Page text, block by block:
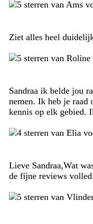
Ziet alles heel
Sandraa ik belde jou
nemen. Ik heb je raad
kennis op elk gebied.
Lieve Sandraa,Wat
de fijne reviews